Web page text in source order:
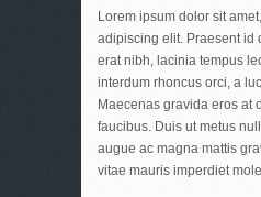
Lorem ipsum dolor sit
adipiscing elit. Praesent id
erat nibh, lacinia tempus
interdum rhoncus orci, a
Maecenas gravida eros at
faucibus. Duis ut metus
augue ac magna mattis
vitae mauris imperdiet